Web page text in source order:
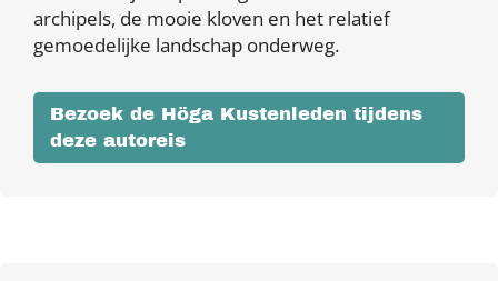
archipels, de mooie kloven en het relatief
gemoedelijke landschap onderweg.
Bezoek de Höga Kustenleden tijdens
deze autoreis